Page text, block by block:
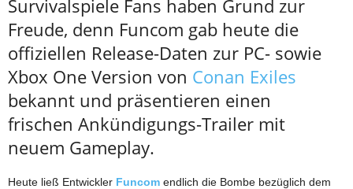
Survivalspiele Fans haben Grund zur
Freude, denn Funcom gab heute die
offiziellen Release-Daten zur PC- sowie
Xbox One Version von Conan Exiles
bekannt und präsentieren einen
frischen Ankündigungs-Trailer mit
neuem Gameplay.
Heute ließ Entwickler Funcom endlich die Bombe bezüglich dem